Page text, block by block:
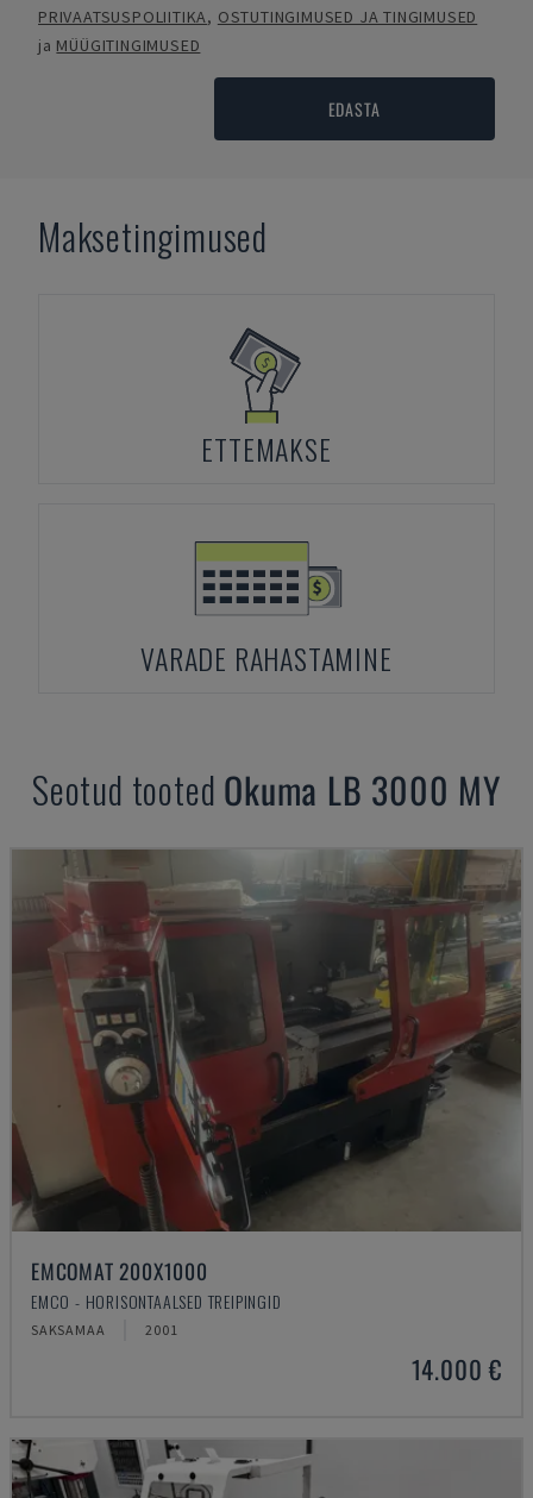
PRIVAATSUSPOLIITIKA, OSTUTINGIMUSED JA TINGIMUSED
ja MÜÜGITINGIMUSED
EDASTA
Maksetingimused
ETTEMAKSE
VARADE RAHASTAMINE
Seotud tooted Okuma LB 3000 MY
EMCOMAT 200X1000
EMCO - HORISONTAALSED TREIPINGID
SAKSAMAA 2001
14.000 €